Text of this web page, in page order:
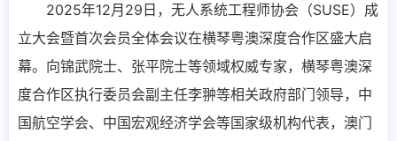
2025年12月29日，无人系统工程师协会（SUSE）成
立大会暨首次会员全体会议在横琴粤澳深度合作区盛大启
幕。向锦武院士、张平院士等领域权威专家，横琴粤澳深
度合作区执行委员会副主任李翀等相关政府部门领导，中
国航空学会、中国宏观经济学会等国家级机构代表，澳门